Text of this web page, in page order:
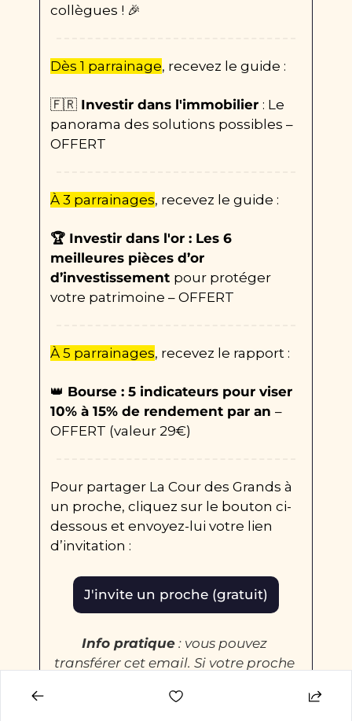
collègues ! 🎉
Dès 1 parrainage, recevez le guide :
🇫🇷 Investir dans l'immobilier : Le
panorama des solutions possibles –
OFFERT
À 3 parrainages, recevez le guide :
🏆 Investir dans l'or : Les 6
meilleures pièces d’or
d’investissement pour protéger
votre patrimoine – OFFERT
À 5 parrainages, recevez le rapport :
👑 Bourse : 5 indicateurs pour viser
10% à 15% de rendement par an –
OFFERT (valeur 29€)
Pour partager La Cour des Grands à
un proche, cliquez sur le bouton ci-
dessous et envoyez-lui votre lien
d’invitation :
J'invite un proche (gratuit)
Info pratique : vous pouvez
transférer cet email. Si votre proche
parrainage est enregistré.